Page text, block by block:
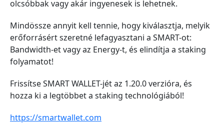
olcsóbbak vagy akár ingyenesek is lehetnek.
Mindössze annyit kell tennie, hogy kiválasztja, melyik
erőforrásért szeretné lefagyasztani a SMART-ot:
Bandwidth-et vagy az Energy-t, és elindítja a staking
folyamatot!
Frissítse SMART WALLET-jét az 1.20.0 verzióra, és
hozza ki a legtöbbet a staking technológiából!
https://smartwallet.com